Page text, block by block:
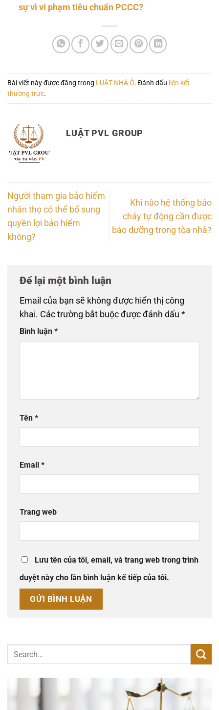
sự vì vi phạm tiêu chuẩn PCCC?
Bài viết này được đăng trong LUẬT NHÀ Ở. Đánh dấu liên kết
thường trực.
LUẬT PVL GROUP
Người tham gia bảo hiểm
nhân thọ có thể bổ sung
quyền lợi bảo hiểm
không?
Khi nào hệ thống báo
cháy tự động cần được
bảo dưỡng trong tòa nhà?
Để lại một bình luận
Email của bạn sẽ không được hiển thị công
khai. Các trường bắt buộc được đánh dấu *
Bình luận *
Tên *
Email *
Trang web
Lưu tên của tôi, email, và trang web trong trình
duyệt này cho lần bình luận kế tiếp của tôi.